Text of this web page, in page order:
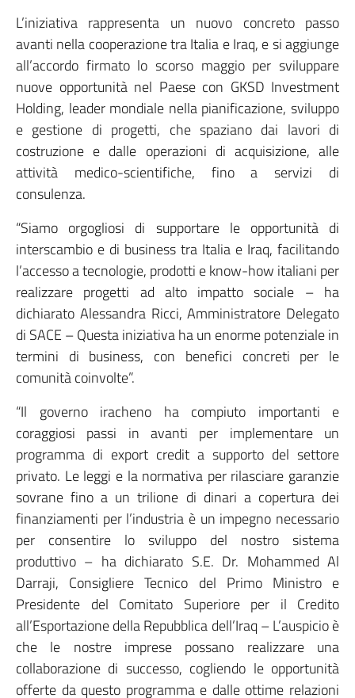
L’iniziativa rappresenta un nuovo concreto passo
avanti nella cooperazione tra Italia e Iraq, e si aggiunge
all’accordo firmato lo scorso maggio per sviluppare
nuove opportunità nel Paese con GKSD Investment
Holding, leader mondiale nella pianificazione, sviluppo
e gestione di progetti, che spaziano dai lavori di
costruzione e dalle operazioni di acquisizione, alle
attività medico-scientifiche, fino a servizi di
consulenza.
“Siamo orgogliosi di supportare le opportunità di
interscambio e di business tra Italia e Iraq, facilitando
l’accesso a tecnologie, prodotti e know-how italiani per
realizzare progetti ad alto impatto sociale – ha
dichiarato Alessandra Ricci, Amministratore Delegato
di SACE – Questa iniziativa ha un enorme potenziale in
termini di business, con benefici concreti per le
comunità coinvolte”.
“Il governo iracheno ha compiuto importanti e
coraggiosi passi in avanti per implementare un
programma di export credit a supporto del settore
privato. Le leggi e la normativa per rilasciare garanzie
sovrane fino a un trilione di dinari a copertura dei
finanziamenti per l’industria è un impegno necessario
per consentire lo sviluppo del nostro sistema
produttivo – ha dichiarato S.E. Dr. Mohammed Al
Darraji, Consigliere Tecnico del Primo Ministro e
Presidente del Comitato Superiore per il Credito
all’Esportazione della Repubblica dell’Iraq – L’auspicio è
che le nostre imprese possano realizzare una
collaborazione di successo, cogliendo le opportunità
offerte da questo programma e dalle ottime relazioni